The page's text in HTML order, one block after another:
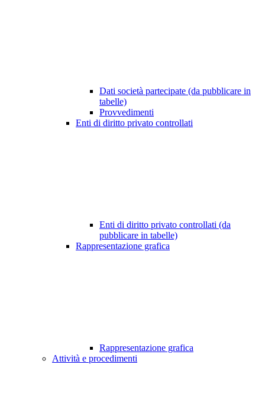
Dati società partecipate (da pubblicare in
tabelle)
Provvedimenti
Enti di diritto privato controllati
Enti di diritto privato controllati (da
pubblicare in tabelle)
Rappresentazione grafica
Rappresentazione grafica
Attività e procedimenti